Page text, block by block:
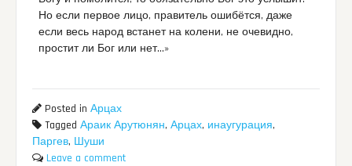
Но если первое лицо, правитель ошибётся, даже
если весь народ встанет на колени, не очевидно,
простит ли Бог или нет…»
Posted inАрцах
TaggedАраик Арутюнян,Арцах, инаугурация,
Паргев, Шуши
Leave a comment